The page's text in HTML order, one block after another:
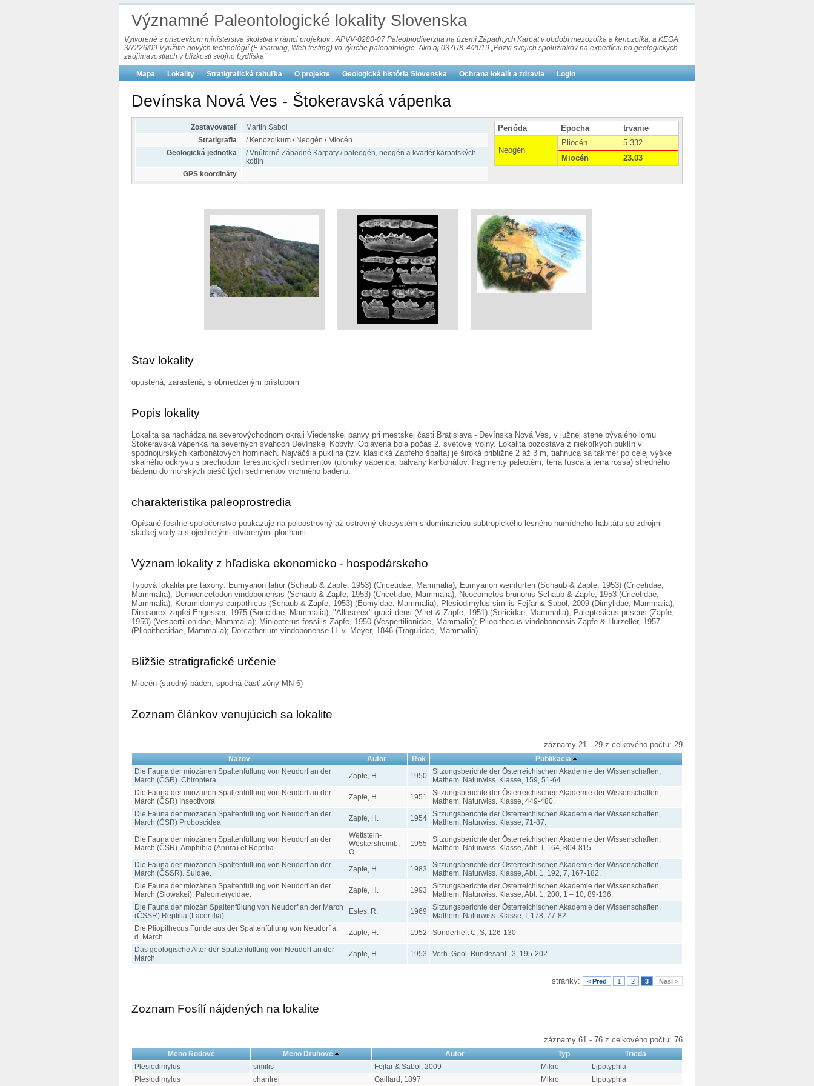
Významné Paleontologické lokality Slovenska
Vytvorené s príspevkom ministerstva školstva v rámci projektov : APVV-0280-07 Paleobiodiverzita na území Západných Karpát v období mezozoika a kenozoika. a KEGA
3/7226/09 Využitie nových technológií (E-learning, Web testing) vo výučbe paleontológie. Ako aj 037UK-4/2019 „Pozvi svojich spolužiakov na expedíciu po geologických
zaujímavostiach v blízkosti svojho bydliska“
Mapa Lokality Stratigrafická tabuľka O projekte Geologická história Slovenska Ochrana lokalít a zdravia Login
Devínska Nová Ves - Štokeravská vápenka
Perióda Epocha trvanie
Neogén
Pliocén
5.332
Miocén
23.03
Zostavovateľ
Martin Sabol
Stratigrafia
/ Kenozoikum / Neogén / Miocén
Geologická jednotka
/ Vnútorné Západné Karpaty / paleogén, neogén a kvartér karpatských
kotlín
GPS koordináty
Stav lokality
opustená, zarastená, s obmedzeným prístupom
Popis lokality
Lokalita sa nachádza na severovýchodnom okraji Viedenskej panvy pri mestskej časti Bratislava - Devínska Nová Ves, v južnej stene bývalého lomu
Štokeravská vápenka na severných svahoch Devínskej Kobyly. Objavená bola počas 2. svetovej vojny. Lokalita pozostáva z niekoľkých puklín v
spodnojurských karbonátových horninách. Najväčšia puklina (tzv. klasická Zapfeho špalta) je široká približne 2 až 3 m, tiahnuca sa takmer po celej výške
skalného odkryvu s prechodom terestrických sedimentov (úlomky vápenca, balvany karbonátov, fragmenty paleotém, terra fusca a terra rossa) stredného
bádenu do morských pieščitých sedimentov vrchného bádenu.
charakteristika paleoprostredia
Opísané fosílne spoločenstvo poukazuje na poloostrovný až ostrovný ekosystém s dominanciou subtropického lesného humídneho habitátu so zdrojmi
sladkej vody a s ojedinelými otvorenými plochami.
Význam lokality z hľadiska ekonomicko - hospodárskeho
Typová lokalita pre taxóny: Eumyarion latior (Schaub & Zapfe, 1953) (Cricetidae, Mammalia); Eumyarion weinfurteri (Schaub & Zapfe, 1953) (Cricetidae,
Mammalia); Democricetodon vindobonensis (Schaub & Zapfe, 1953) (Cricetidae, Mammalia); Neocometes brunonis Schaub & Zapfe, 1953 (Cricetidae,
Mammalia); Keramidomys carpathicus (Schaub & Zapfe, 1953) (Eomyidae, Mammalia); Plesiodimylus similis Fejfar & Sabol, 2009 (Dimylidae, Mammalia);
Dinosorex zapfei Engesser, 1975 (Soricidae, Mammalia); "Allosorex" gracilidens (Viret & Zapfe, 1951) (Soricidae, Mammalia); Paleptesicus priscus (Zapfe,
1950) (Vespertilionidae, Mammalia); Miniopterus fossilis Zapfe, 1950 (Vespertilionidae, Mammalia); Pliopithecus vindobonensis Zapfe & Hürzeller, 1957
(Pliopithecidae, Mammalia); Dorcatherium vindobonense H. v. Meyer, 1846 (Tragulidae, Mammalia).
Bližšie stratigrafické určenie
Miocén (stredný báden, spodná časť zóny MN 6)
Zoznam článkov venujúcich sa lokalite
záznamy 21 - 29 z celkového počtu: 29
Nazov Autor Rok
Publikacia
Die Fauna der miozänen Spaltenfüllung von Neudorf an der
March (ČSR). Chiroptera
Zapfe, H. 1950
Sitzungsberichte der Österreichischen Akademie der Wissenschaften,
Mathem. Naturwiss. Klasse, 159, 51-64.
Die Fauna der miozänen Spaltenfüllung von Neudorf an der
March (ČSR) Insectivora
Zapfe, H. 1951
Sitzungsberichte der Österreichischen Akademie der Wissenschaften,
Mathem. Naturwiss. Klasse, 449-480.
Die Fauna der miozänen Spaltenfüllung von Neudorf an der
March (ČSR) Proboscidea
Zapfe, H. 1954
Sitzungsberichte der Österreichischen Akademie der Wissenschaften,
Mathem. Naturwiss. Klasse, 71-87.
Die Fauna der miozänen Spaltenfüllung von Neudorf an der
March (ČSR). Amphibia (Anura) et Reptilia
Wettstein-
Westtersheimb,
O.
1955
Sitzungsberichte der Österreichischen Akademie der Wissenschaften,
Mathem. Naturwiss. Klasse, Abh. I, 164, 804-815.
Die Fauna der miozänen Spaltenfüllung von Neudorf an der
March (ČSSR). Suidae.
Zapfe, H. 1983
Sitzungsberichte der Österreichischen Akademie der Wissenschaften,
Mathem. Naturwiss. Klasse, Abt. 1, 192, 7, 167-182.
Die Fauna der miozänen Spaltenfüllung von Neudorf an der
March (Slowakei). Paleomerycidae.
Zapfe, H. 1993
Sitzungsberichte der Österreichischen Akademie der Wissenschaften,
Mathem. Naturwiss. Klasse, Abt. 1, 200, 1 – 10, 89-136.
Die Fauna der miozän Spaltenfülung von Neudorf an der March
(ČSSR) Reptilia (Lacertilia)
Estes, R. 1969
Sitzungsberichte der Österreichischen Akademie der Wissenschaften,
Mathem. Naturwiss. Klasse, I, 178, 77-82.
Die Pliopithecus Funde aus der Spaltenfüllung von Neudorf a.
d. March
Zapfe, H. 1952
Sonderheft C, S, 126-130.
Das geologische Alter der Spaltenfüllung von Neudorf an der
March
Zapfe, H. 1953 Verh. Geol. Bundesant., 3, 195-202.
stránky: < Pred 1 2 3 Nasl >
Zoznam Fosílí nájdených na lokalite
záznamy 61 - 76 z celkového počtu: 76
Meno Rodové Meno Druhové Autor Typ
Trieda
Plesiodimylus
similis Fejfar & Sabol, 2009 Mikro
Lipotyphla
Plesiodimylus
chantrei Gaillard, 1897 Mikro Lipotyphla